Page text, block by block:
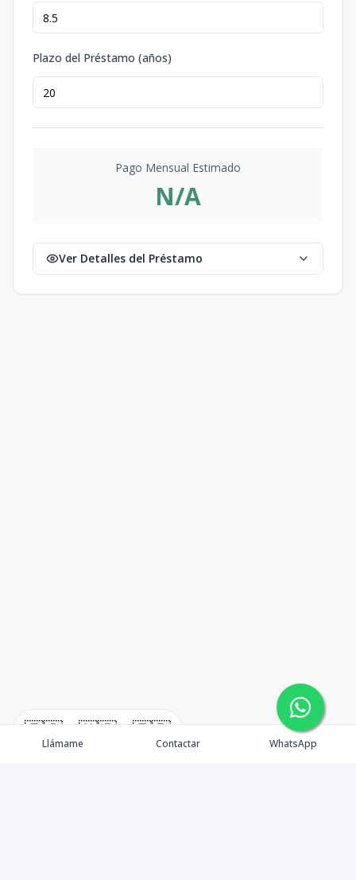
🇪🇸 🇺🇸 🇫🇷
Plazo del Préstamo (años)
Pago Mensual Estimado
N/A
Ver Detalles del Préstamo
Llámame Contactar WhatsApp